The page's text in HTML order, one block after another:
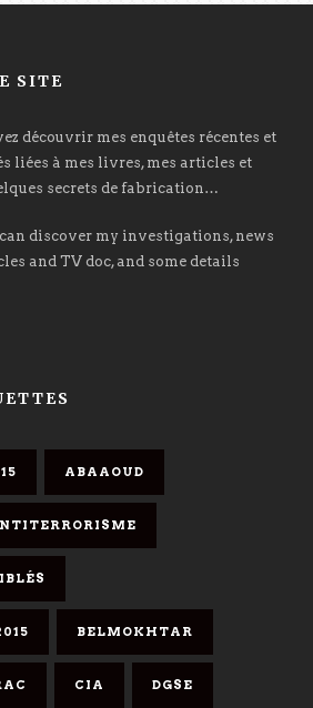
SITE
découvrir mes enquêtes récentes et
liées à mes livres, mes articles et
secrets de fabrication…
discover my investigations, news
and TV doc, and some details
ABAAOUD
BELMOKHTAR
CIA DGSE